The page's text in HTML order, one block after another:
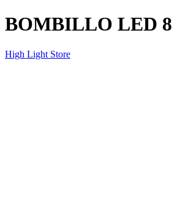
BOMBILLO LED
High Light Store